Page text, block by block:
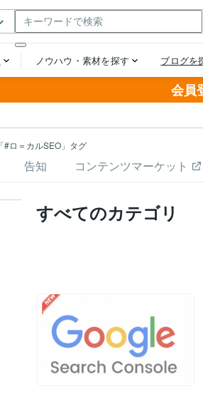
会員
「#ロ＝カルSEO」タグ
告知 コンテンツマーケット
すべてのカテゴリ